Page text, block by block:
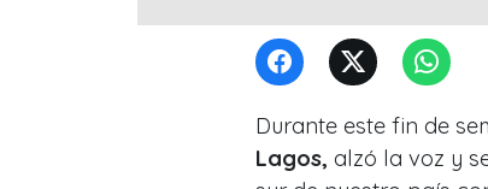
Durante este fin de
Lagos, alzó la voz y